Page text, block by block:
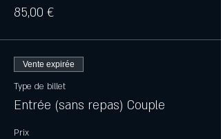
85,00 €
Vente expirée
Type de billet
Entrée (sans repas) Couple
Prix